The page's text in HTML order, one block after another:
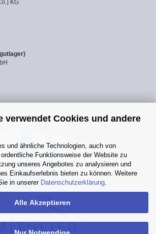
verwendet Cookies und andere
und ähnliche Technologien, auch von
Funktionsweise der Website zu
unseres Angebotes zu analysieren und
Einkaufserlebnis bieten zu können. Weitere
in unserer Datenschutzerklärung
Alle Akzeptieren
KG